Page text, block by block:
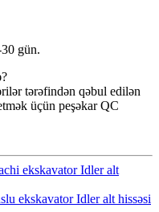
gün.
tərəfindən qəbul edilən
üçün peşəkar QC
ekskavator Idler alt
ekskavator Idler alt hissəsi